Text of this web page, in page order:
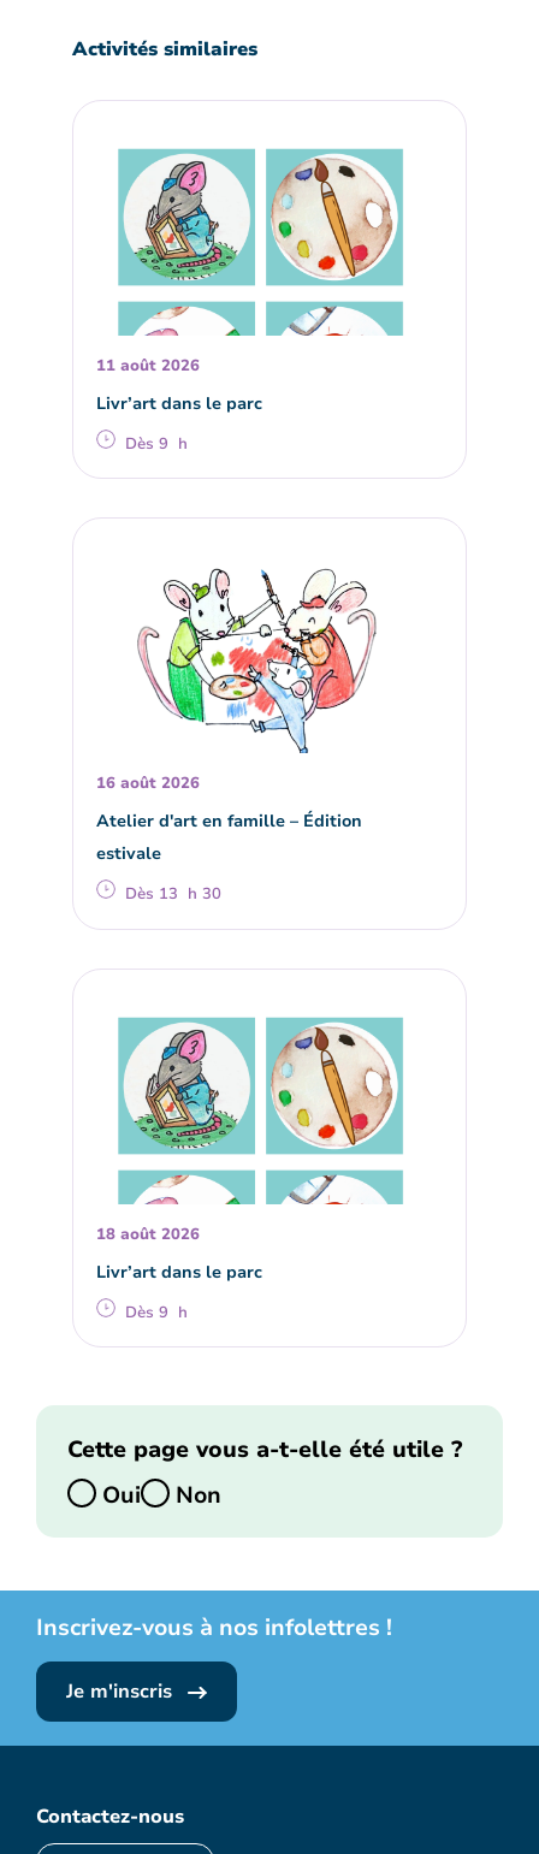
Activités similaires
11 août 2026
Livr’art dans le parc
Dès 9 h
16 août 2026
Atelier d'art en famille – Édition
estivale
Dès 13 h 30
18 août 2026
Livr’art dans le parc
Dès 9 h
Cette page vous a-t-elle été utile ?
Oui
Non
Inscrivez-vous à nos infolettres !
Je m'inscris
Contactez-nous